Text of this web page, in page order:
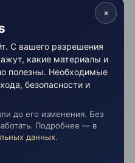
приём делает стих
уникальный: не
а её спутник,
Слово «лишь»
смирение и принятие
которая
от привычных
или «носителей
×
С вашего разрешения
какие материалы и
полезны. Необходимые
безопасности и
до его изменения. Без
Подробнее — в
данных.